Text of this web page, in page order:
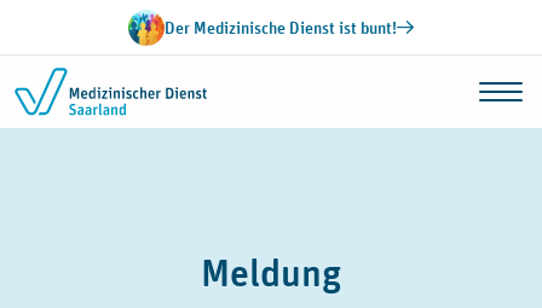
Zum Inhalt springenDer Medizinische Dienst ist bunt!
Meldung